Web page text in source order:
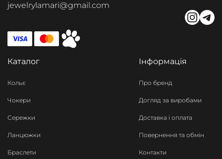
jewelrylamari@gmail.com
Каталог
Кольє
Чокери
Сережки
Ланцюжки
Браслети
Інформація
Про бренд
Догляд за виробами
Доставка і оплата
Повернення та обмін
Контакти